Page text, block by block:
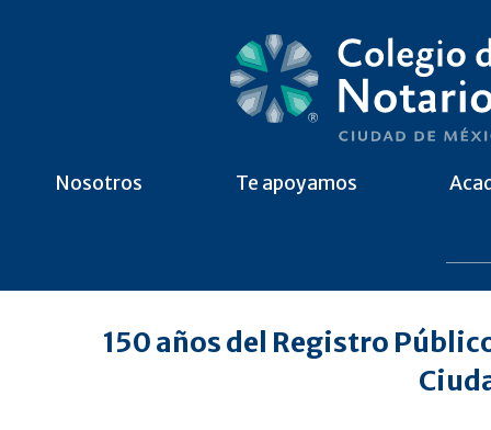
Nosotros Te apoyamos
150 años del Registro